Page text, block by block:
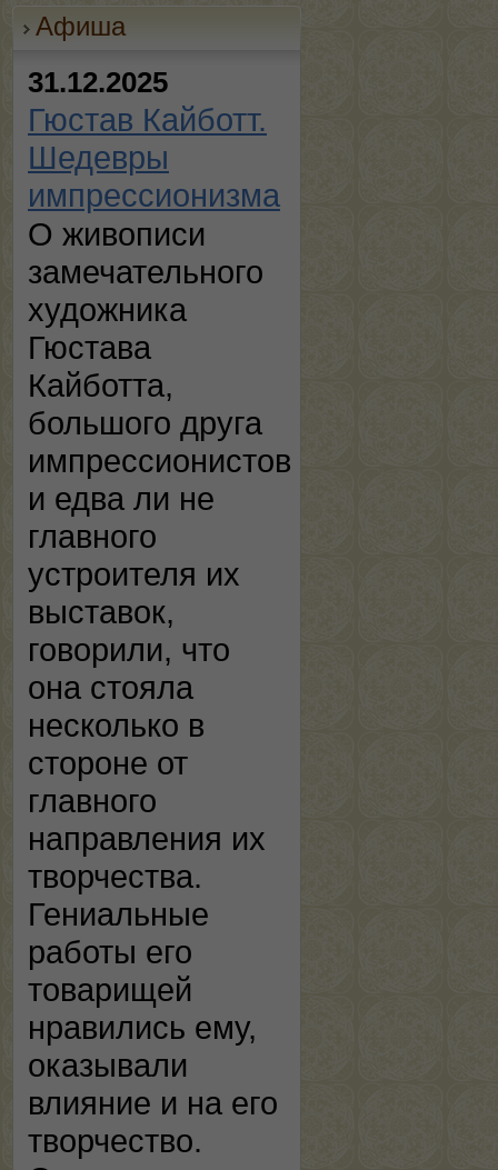
Афиша
31.12.2025
Гюстав Кайботт.
Шедевры
импрессионизма
О живописи
замечательного
художника
Гюстава
Кайботта,
большого друга
импрессионистов
и едва ли не
главного
устроителя их
выставок,
говорили, что
она стояла
несколько в
стороне от
главного
направления их
творчества.
Гениальные
работы его
товарищей
нравились ему,
оказывали
влияние и на его
творчество.